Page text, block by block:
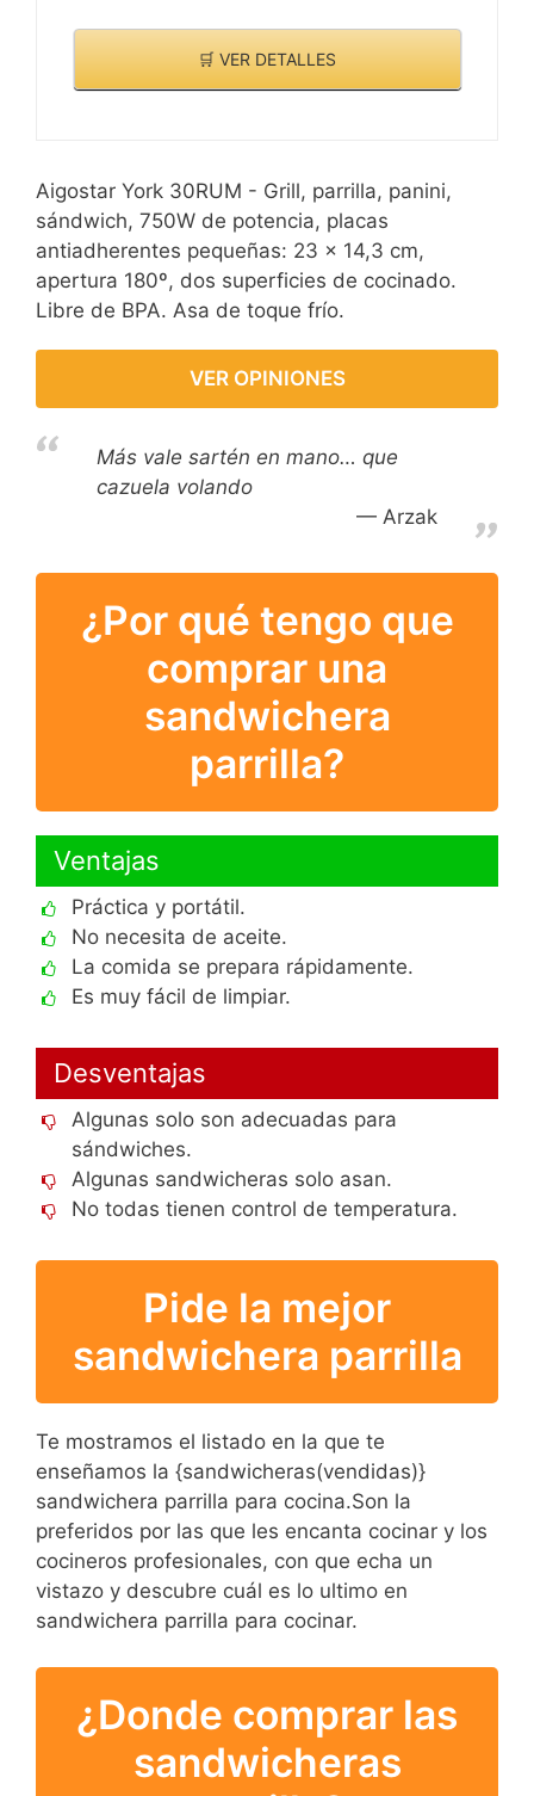
🛒 VER DETALLES
Aigostar York 30RUM - Grill, parrilla, panini,
sándwich, 750W de potencia, placas
antiadherentes pequeñas: 23 x 14,3 cm,
apertura 180º, dos superficies de cocinado.
Libre de BPA. Asa de toque frío.
VER OPINIONES
Más vale sartén en mano… que
cazuela volando
Arzak
¿Por qué tengo que
comprar una
sandwichera
parrilla?
Ventajas
Práctica y portátil.
No necesita de aceite.
La comida se prepara rápidamente.
Es muy fácil de limpiar.
Desventajas
Algunas solo son adecuadas para
sándwiches.
Algunas sandwicheras solo asan.
No todas tienen control de temperatura.
Pide la mejor
sandwichera parrilla
Te mostramos el listado en la que te
enseñamos la {sandwicheras(vendidas)}
sandwichera parrilla para cocina.Son la
preferidos por las que les encanta cocinar y los
cocineros profesionales, con que echa un
vistazo y descubre cuál es lo ultimo en
sandwichera parrilla para cocinar.
¿Donde comprar las
sandwicheras